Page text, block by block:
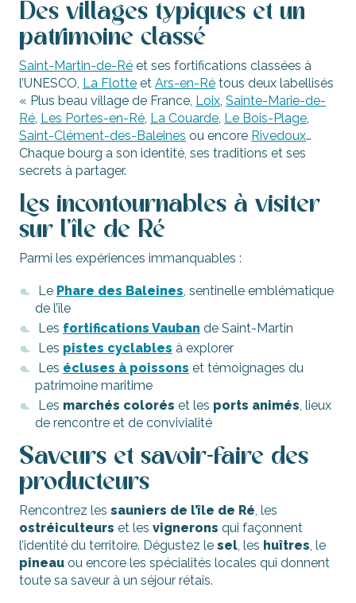
Des villages typiques et un
patrimoine classé
Saint-Martin-de-Ré et ses fortifications classées à
l’UNESCO, La Flotte et Ars-en-Ré tous deux labellisés
« Plus beau village de France, Loix, Sainte-Marie-de-
Ré, Les Portes-en-Ré, La Couarde, Le Bois-Plage,
Saint-Clément-des-Baleines ou encore Rivedoux…
Chaque bourg a son identité, ses traditions et ses
secrets à partager.
Les incontournables à visiter
sur l’île de Ré
Parmi les expériences immanquables :
Le Phare des Baleines, sentinelle emblématique
de l’île
Les fortifications Vauban de Saint-Martin
Les pistes cyclables à explorer
Les écluses à poissons et témoignages du
patrimoine maritime
Les marchés colorés et les ports animés, lieux
de rencontre et de convivialité
Saveurs et savoir-faire des
producteurs
Rencontrez les sauniers de l’île de Ré, les
ostréiculteurs et les vignerons qui façonnent
l’identité du territoire. Dégustez le sel, les huîtres, le
pineau ou encore les spécialités locales qui donnent
toute sa saveur à un séjour rétais.